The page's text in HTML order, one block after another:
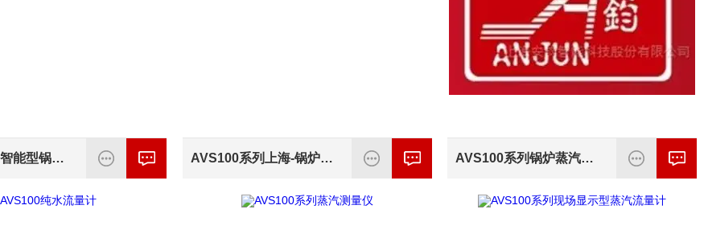
AVS100系列智能型锅炉蒸汽流量计 AVS100系列上海-锅炉蒸汽流量计 AVS100系列锅炉蒸汽流量计